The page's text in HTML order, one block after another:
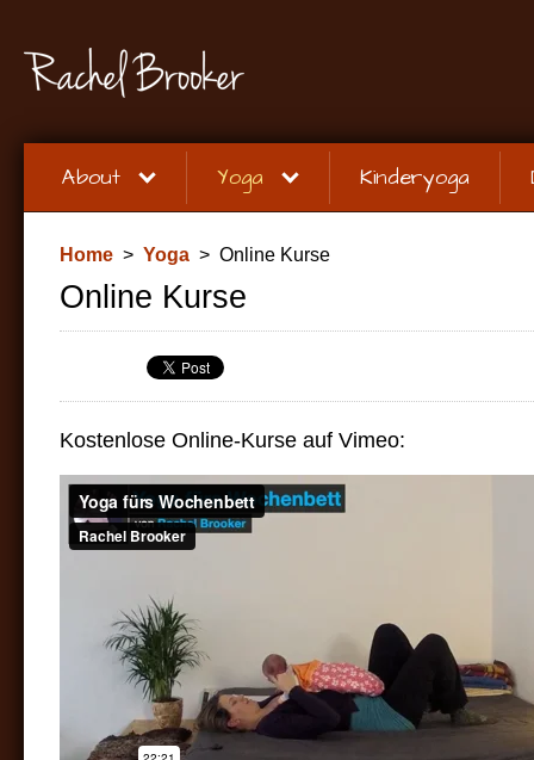
About Yoga Kinderyoga
Home > Yoga > Online Kurse
Online Kurse
Kostenlose Online-Kurse auf Vimeo: